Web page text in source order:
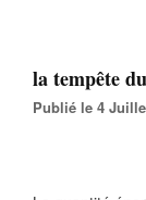
la tempête
Publié le 4